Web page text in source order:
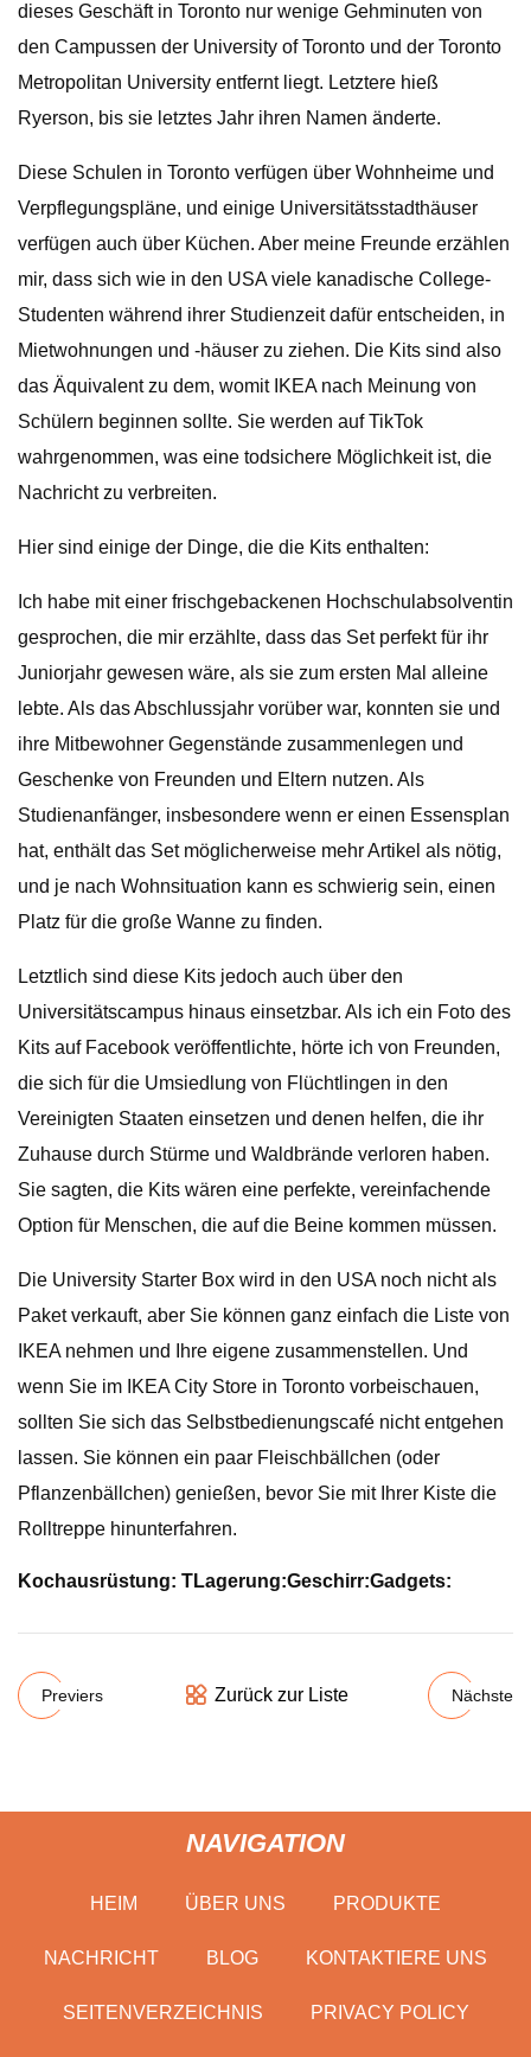
dieses Geschäft in Toronto nur wenige Gehminuten von
den Campussen der University of Toronto und der Toronto
Metropolitan University entfernt liegt. Letztere hieß
Ryerson, bis sie letztes Jahr ihren Namen änderte.
Diese Schulen in Toronto verfügen über Wohnheime und
Verpflegungspläne, und einige Universitätsstadthäuser
verfügen auch über Küchen. Aber meine Freunde erzählen
mir, dass sich wie in den USA viele kanadische College-
Studenten während ihrer Studienzeit dafür entscheiden, in
Mietwohnungen und -häuser zu ziehen. Die Kits sind also
das Äquivalent zu dem, womit IKEA nach Meinung von
Schülern beginnen sollte. Sie werden auf TikTok
wahrgenommen, was eine todsichere Möglichkeit ist, die
Nachricht zu verbreiten.
Hier sind einige der Dinge, die die Kits enthalten:
Ich habe mit einer frischgebackenen Hochschulabsolventin
gesprochen, die mir erzählte, dass das Set perfekt für ihr
Juniorjahr gewesen wäre, als sie zum ersten Mal alleine
lebte. Als das Abschlussjahr vorüber war, konnten sie und
ihre Mitbewohner Gegenstände zusammenlegen und
Geschenke von Freunden und Eltern nutzen. Als
Studienanfänger, insbesondere wenn er einen Essensplan
hat, enthält das Set möglicherweise mehr Artikel als nötig,
und je nach Wohnsituation kann es schwierig sein, einen
Platz für die große Wanne zu finden.
Letztlich sind diese Kits jedoch auch über den
Universitätscampus hinaus einsetzbar. Als ich ein Foto des
Kits auf Facebook veröffentlichte, hörte ich von Freunden,
die sich für die Umsiedlung von Flüchtlingen in den
Vereinigten Staaten einsetzen und denen helfen, die ihr
Zuhause durch Stürme und Waldbrände verloren haben.
Sie sagten, die Kits wären eine perfekte, vereinfachende
Option für Menschen, die auf die Beine kommen müssen.
Die University Starter Box wird in den USA noch nicht als
Paket verkauft, aber Sie können ganz einfach die Liste von
IKEA nehmen und Ihre eigene zusammenstellen. Und
wenn Sie im IKEA City Store in Toronto vorbeischauen,
sollten Sie sich das Selbstbedienungscafé nicht entgehen
lassen. Sie können ein paar Fleischbällchen (oder
Pflanzenbällchen) genießen, bevor Sie mit Ihrer Kiste die
Rolltreppe hinunterfahren.
Kochausrüstung: TLagerung:Geschirr:Gadgets:
Previers Zurück zur Liste Nächste
NAVIGATION
HEIM ÜBER UNS PRODUKTE
NACHRICHT BLOG KONTAKTIERE UNS
SEITENVERZEICHNIS PRIVACY POLICY